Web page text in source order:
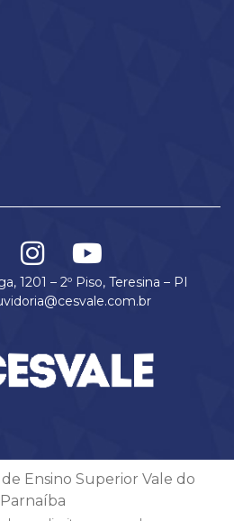
1201 – 2º Piso, Teresina – PI
de Ensino Superior Vale do
Parnaíba